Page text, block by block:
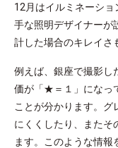
12月はイルミネーシ
手な照明デザイナーが
計した場合のキレイさ
例えば、銀座で撮影し
価が「★＝１」になっ
ことが分かります。グ
にくくしたり、またそ
ます。このような情